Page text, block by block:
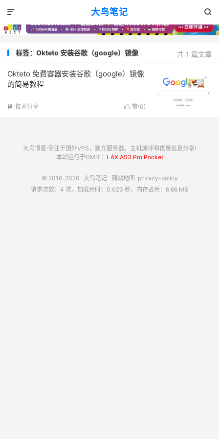
大鸟笔记 

共 1 篇文章
标签：Okteto 安装谷歌（google）镜像
Okteto 免费容器安装谷歌（google）镜像
的简易教程
 赞(0)
 技术分享
大鸟博客:专注于国外VPS，独立服务器，主机测评和优惠信息分享!
本站运行于DMIT： LAX.AS3.Pro.Pocket
© 2016-2026 大鸟笔记 网站地图 privacy-policy
请求次数：4 次，加载用时：0.023 秒，内存占用：6.66 MB